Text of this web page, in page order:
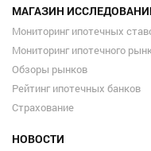
МАГАЗИН
Мониторинг ипотечных
Мониторинг ипотечного
Обзоры рынков
Рейтинг ипотечных банков
Страхование
НОВОСТИ